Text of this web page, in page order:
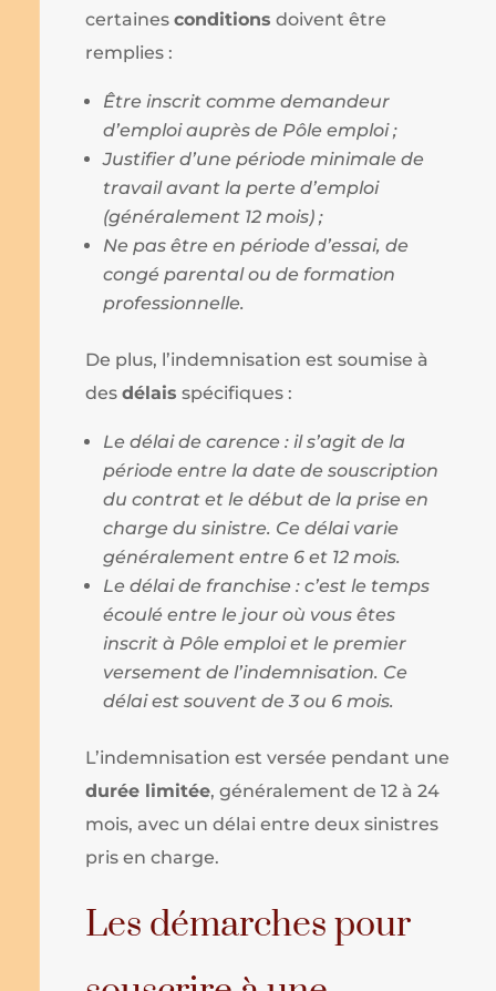
certainesconditions doivent être
remplies :
Être inscrit comme demandeur
d’emploi auprès de Pôle emploi ;
Justifier d’une période minimale de
travail avant la perte d’emploi
(généralement 12 mois) ;
Ne pas être en période d’essai, de
congé parental ou de formation
professionnelle.
De plus, l’indemnisation est soumise à
desdélais spécifiques :
Le délai de carence : il s’agit de la
période entre la date de souscription
du contrat et le début de la prise en
charge du sinistre. Ce délai varie
généralement entre 6 et 12 mois.
Le délai de franchise : c’est le temps
écoulé entre le jour où vous êtes
inscrit à Pôle emploi et le premier
versement de l’indemnisation. Ce
délai est souvent de 3 ou 6 mois.
L’indemnisation est versée pendant une
durée limitée, généralement de 12 à 24
mois, avec un délai entre deux sinistres
pris en charge.
Les démarches pour